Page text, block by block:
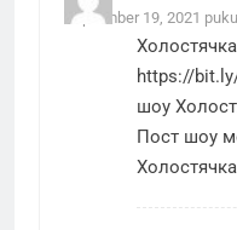
September 19, 2021
https://
шоу
Пост шоу